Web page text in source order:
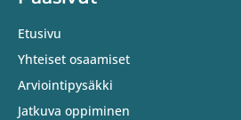
Etusivu
Yhteiset osaamiset
Arviointipysäkki
Jatkuva oppiminen